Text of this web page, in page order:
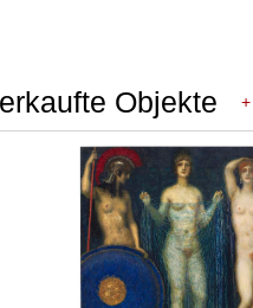
Objekte +